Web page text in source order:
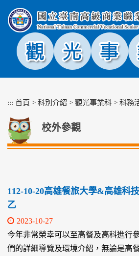
塊
::: 首頁 > 科別介紹 > 觀光事業科 > 科務
校外參觀
112-10-20高雄餐旅大學&高雄科
乙
2023-10-27
今年非常榮幸可以至高餐及高科進行
們的詳細導覽及環境介紹，無論是高